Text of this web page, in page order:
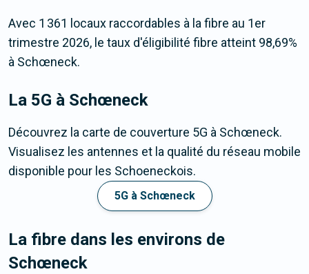
Avec 1 361 locaux raccordables à la fibre au 1er
trimestre 2026, le taux d'éligibilité fibre atteint 98,69%
à Schœneck.
La 5G à Schœneck
Découvrez la carte de couverture 5G à Schœneck.
Visualisez les antennes et la qualité du réseau mobile
disponible pour les Schoeneckois.
5G à Schœneck
La fibre dans les environs de
Schœneck